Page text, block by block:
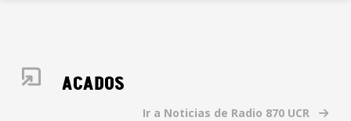
DESTACADOS
Ir a Noticias de Radio 870 UCR